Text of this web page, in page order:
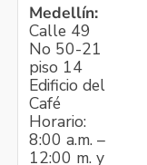
Medellín:
Calle 49
No 50-21
piso 14
Edificio del
Café
Horario:
8:00 a.m. –
12:00 m. y